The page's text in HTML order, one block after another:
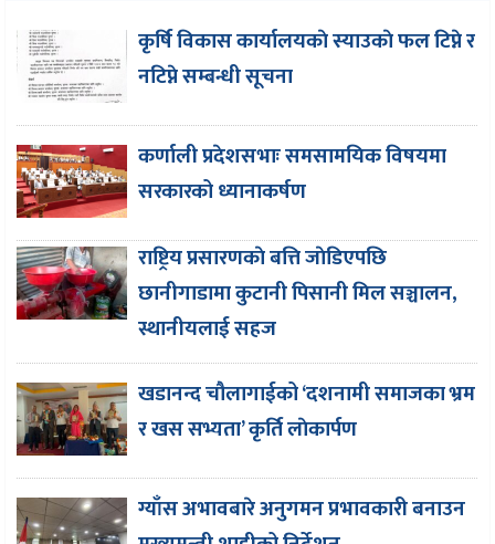
कृर्षि विकास कार्यालयकाे स्याउकाे फल टिप्ने र
नटिप्ने सम्बन्धी सूचना
कर्णाली प्रदेशसभाः समसामयिक विषयमा
सरकारको ध्यानाकर्षण
राष्ट्रिय प्रसारणकाे बत्ति जाेडिएपछि
छानीगाडामा कुटानी पिसानी मिल सञ्चालन,
स्थानीयलाई सहज
खडानन्द चौलागाईको ‘दशनामी समाजका भ्रम
र खस सभ्यता’ कृर्ति लाेकार्पण
ग्याँस अभावबारे अनुगमन प्रभावकारी बनाउन